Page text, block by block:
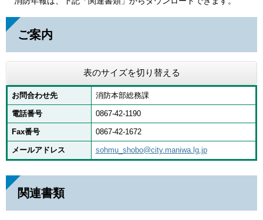
ご案内
表のサイズを切り替える
お問合わせ先 消防本部総務課
電話番号 0867-42-1190
Fax番号 0867-42-1672
メールアドレス sohmu_shobo@city.maniwa.lg.jp
関連書類